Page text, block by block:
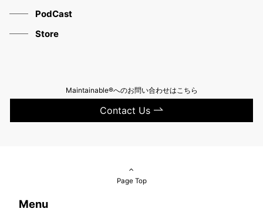
PodCast
Store
Maintainable®へのお問い合わせはこちら
Contact Us
Page Top
Menu